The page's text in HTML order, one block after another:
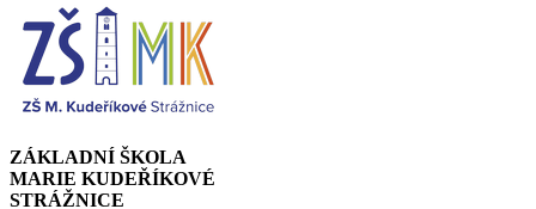
ZÁKLADNÍ ŠKOLA
MARIE KUDEŘÍKOVÉ
STRÁŽNICE